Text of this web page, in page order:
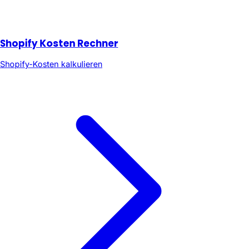
Shopify Kosten Rechner
Shopify-Kosten kalkulieren